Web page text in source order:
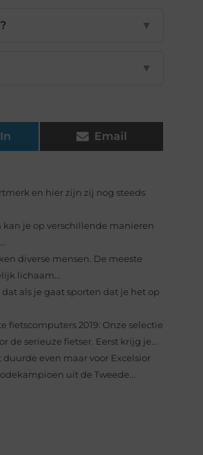
▼
▼
Email
en hier zijn zij nog steeds
je op verschillende manieren
diverse mensen. De meeste
lichaam...
als je gaat sporten dat je het op
fietscomputers 2019: Onze selectie
de serieuze fietser. Eerst krijg je...
duurde even maar voor Excelsior
uit de Tweede...